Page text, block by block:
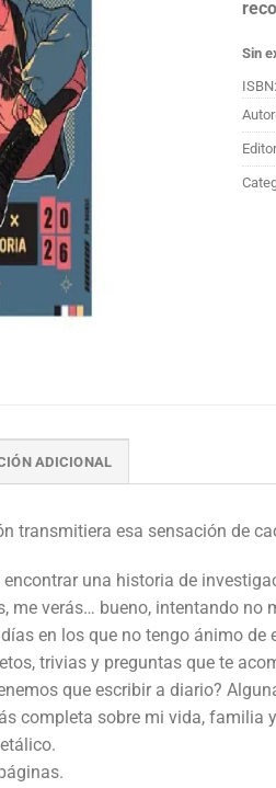
Sin
ADICIONAL
transmitiera esa sensación de
encontrar una historia de
me verás… bueno, intentando no
en los que no tengo ánimo
trivias y preguntas que te
que escribir a diario?
completa sobre mi vida, familia